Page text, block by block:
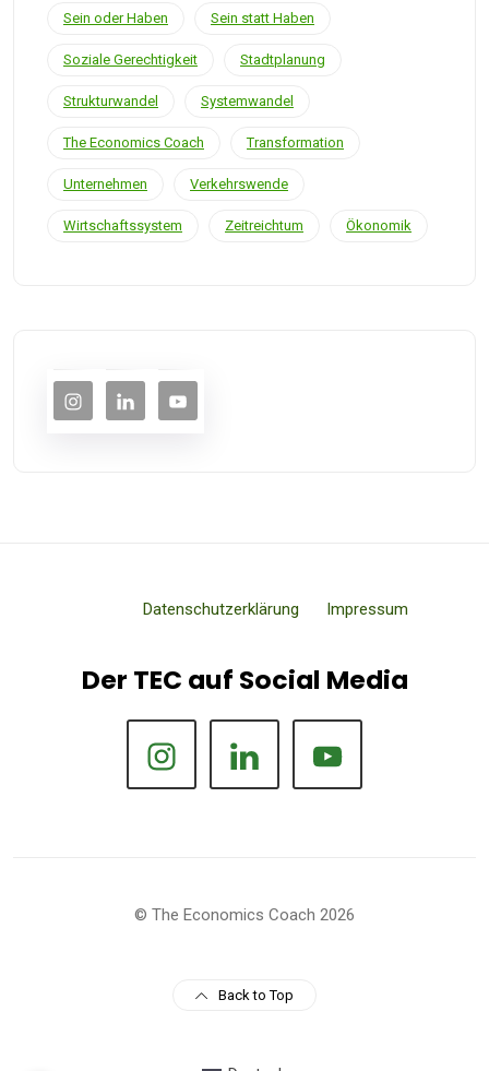
Sein oder Haben Sein statt Haben
Soziale Gerechtigkeit Stadtplanung
Strukturwandel Systemwandel
The Economics Coach Transformation
Unternehmen Verkehrswende
Wirtschaftssystem Zeitreichtum Ökonomik
Datenschutzerklärung Impressum
Der TEC auf Social Media
© The Economics Coach 2026
Back to Top